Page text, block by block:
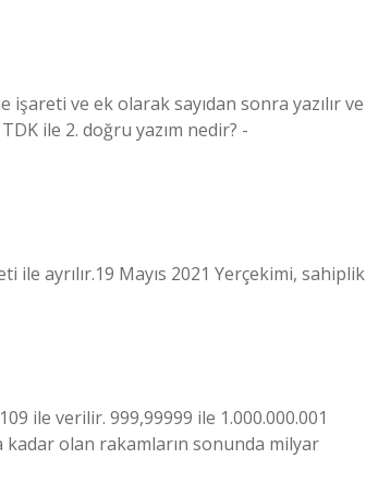
işareti ve ek olarak sayıdan sonra yazılır ve
ile 2. doğru yazım nedir? -
ayrılır.19 Mayıs 2021 Yerçekimi, sahiplik
ile verilir. 999,99999 ile 1.000.000.001
kadar olan rakamların sonunda milyar